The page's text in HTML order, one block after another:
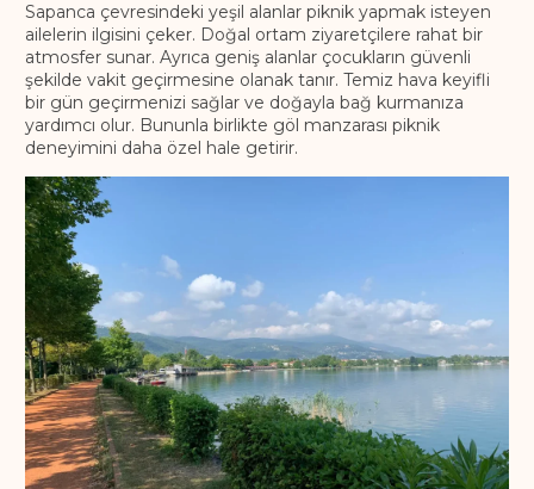
Sapanca çevresindeki yeşil alanlar piknik yapmak isteyen
ailelerin ilgisini çeker. Doğal ortam ziyaretçilere rahat bir
atmosfer sunar. Ayrıca geniş alanlar çocukların güvenli
şekilde vakit geçirmesine olanak tanır. Temiz hava keyifli
bir gün geçirmenizi sağlar ve doğayla bağ kurmanıza
yardımcı olur. Bununla birlikte göl manzarası piknik
deneyimini daha özel hale getirir.